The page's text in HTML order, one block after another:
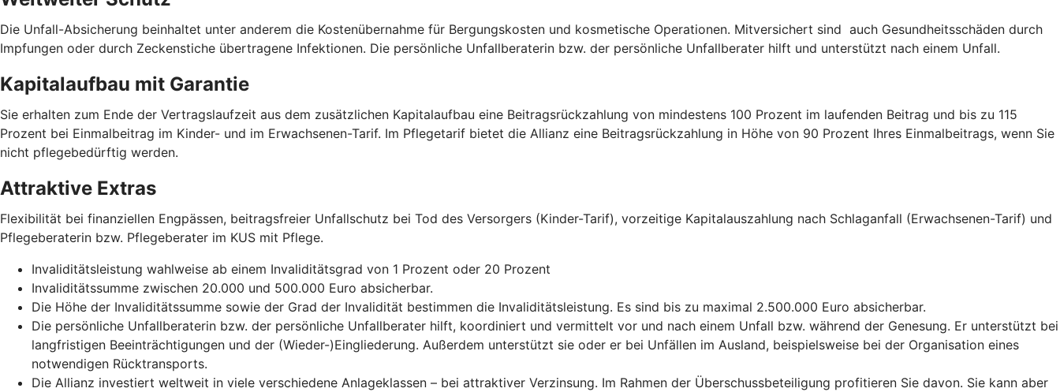
Die Unfall-Absicherung beinhaltet unter anderem die Kostenübernahme für Bergungskosten und kosmetische Operationen. Mitversichert sind auch Gesundheitsschäden durch
Impfungen oder durch Zeckenstiche übertragene Infektionen. Die persönliche Unfallberaterin bzw. der persönliche Unfallberater hilft und unterstützt nach einem Unfall.
Kapitalaufbau mit Garantie
Sie erhalten zum Ende der Vertragslaufzeit aus dem zusätzlichen Kapitalaufbau eine Beitragsrückzahlung von mindestens 100 Prozent im laufenden Beitrag und bis zu 115
Prozent bei Einmalbeitrag im Kinder- und im Erwachsenen-Tarif. Im Pflegetarif bietet die Allianz eine Beitragsrückzahlung in Höhe von 90 Prozent Ihres Einmalbeitrags, wenn Sie
nicht pflegebedürftig werden.
Attraktive Extras
Flexibilität bei finanziellen Engpässen, beitragsfreier Unfallschutz bei Tod des Versorgers (Kinder-Tarif), vorzeitige Kapitalauszahlung nach Schlaganfall (Erwachsenen-Tarif) und
Pflegeberaterin bzw. Pflegeberater im KUS mit Pflege.
Invaliditätsleistung wahlweise ab einem Invaliditätsgrad von 1 Prozent oder 20 Prozent
Invaliditätssumme zwischen 20.000 und 500.000 Euro absicherbar.
Die Höhe der Invaliditätssumme sowie der Grad der Invalidität bestimmen die Invaliditätsleistung. Es sind bis zu maximal 2.500.000 Euro absicherbar.
Die persönliche Unfallberaterin bzw. der persönliche Unfallberater hilft, koordiniert und vermittelt vor und nach einem Unfall bzw. während der Genesung. Er unterstützt bei
langfristigen Beeinträchtigungen und der (Wieder-)Eingliederung. Außerdem unterstützt sie oder er bei Unfällen im Ausland, beispielsweise bei der Organisation eines
notwendigen Rücktransports.
Die Allianz investiert weltweit in viele verschiedene Anlageklassen – bei attraktiver Verzinsung. Im Rahmen der Überschussbeteiligung profitieren Sie davon. Sie kann aber